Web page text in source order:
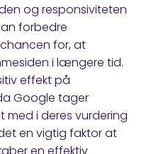
og responsiviteten
forbedre
for, at
i længere tid.
effekt på
Google tager
i deres vurdering
en vigtig faktor at
en effektiv